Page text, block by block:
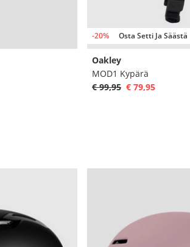
-20% Osta Setti Ja Säästä
Oakley
MOD1 Kypärä
€ 99,95 € 79,95